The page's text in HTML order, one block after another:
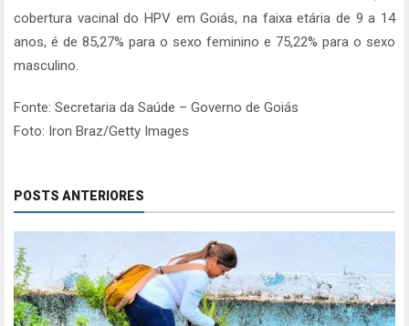
cobertura vacinal do HPV em Goiás, na faixa etária de 9 a 14
anos, é de 85,27% para o sexo feminino e 75,22% para o sexo
masculino.
Fonte: Secretaria da Saúde – Governo de Goiás
Foto: Iron Braz/Getty Images
POSTS ANTERIORES